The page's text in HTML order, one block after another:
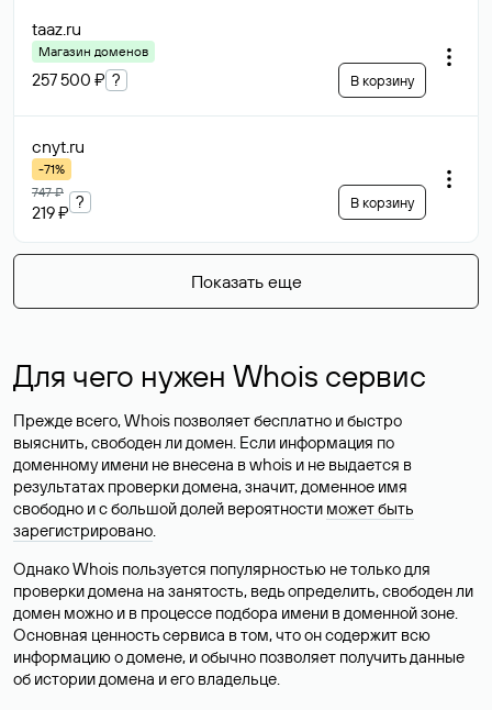
taaz.ru
Магазин доменов
257 500 ₽ ? В корзину
cnyt.ru
-71%
747 ₽
219 ₽
? В корзину
Показать еще
Для чего нужен Whois сервис
Прежде всего, Whois позволяет бесплатно и быстро
выяснить, свободен ли домен. Если информация по
доменному имени не внесена в whois и не выдается в
результатах проверки домена, значит, доменное имя
свободно и с большой долей вероятности может быть
зарегистрировано.
Однако Whois пользуется популярностью не только для
проверки домена на занятость, ведь определить, свободен ли
домен можно и в процессе подбора имени в доменной зоне.
Основная ценность сервиса в том, что он содержит всю
информацию о домене, и обычно позволяет получить данные
об истории домена и его владельце.